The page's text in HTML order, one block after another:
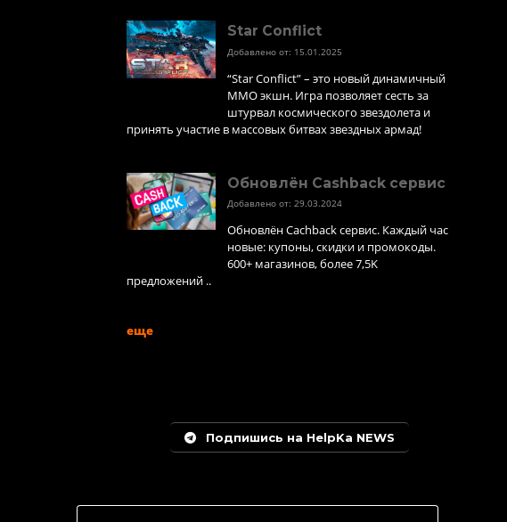
Star Conflict
Добавлено от: 15.01.2025
“Star Conflict” – это новый динамичный
MMO экшн. Игра позволяет сесть за
штурвал космического звездолета и
принять участие в массовых битвах звездных армад!
Обновлён Cashback сервис
Добавлено от: 29.03.2024
Обновлён Cachback сервис. Каждый час
новые: купоны, скидки и промокоды.
600+ магазинов, более 7,5K
предложений ..
еще
Подпишись на HelpKa NEWS